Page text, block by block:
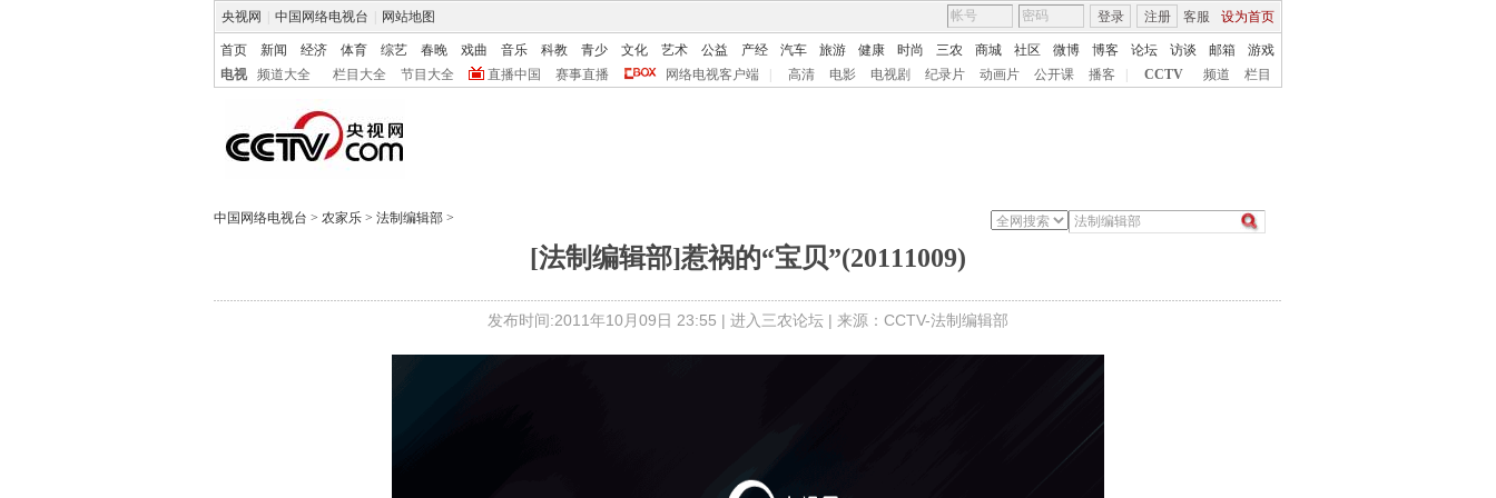
央视网 中国网络电视台 网站地图 客服 设为首页
登录 注册
首页 新闻 经济 体育 综艺 春晚 戏曲 音乐 科教 青少 文化 艺术 公益 产经 汽车 旅游 健康 时尚 三农 商城 社区 微博 博客 论坛 访谈 邮箱
游戏
电视
频道大全 栏目大全 节目大全 直播中国 赛事直播 网络电视客户端 高清 电影 电视剧 纪录片 动画片 公开课 播客 CCTV 频道 栏目
中国网络电视台 > 农家乐 > 法制编辑部 >
[法制编辑部]惹祸的“宝贝”(20111009)
发布时间:2011年10月09日 23:55 | 进入三农论坛 | 来源：CCTV-法制编辑部